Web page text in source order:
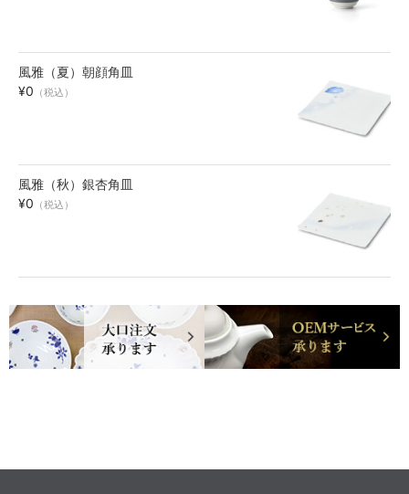
風雅（夏）朝顔角皿
¥0 （税込）
風雅（秋）銀杏角皿
¥0 （税込）